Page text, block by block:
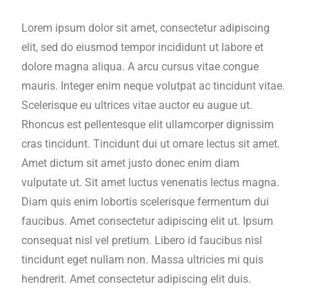
Lorem ipsum dolor sit amet, consectetur adipiscing
elit, sed do eiusmod tempor incididunt ut labore et
dolore magna aliqua. A arcu cursus vitae congue
mauris. Integer enim neque volutpat ac tincidunt vitae.
Scelerisque eu ultrices vitae auctor eu augue ut.
Rhoncus est pellentesque elit ullamcorper dignissim
cras tincidunt. Tincidunt dui ut ornare lectus sit amet.
Amet dictum sit amet justo donec enim diam
vulputate ut. Sit amet luctus venenatis lectus magna.
Diam quis enim lobortis scelerisque fermentum dui
faucibus. Amet consectetur adipiscing elit ut. Ipsum
consequat nisl vel pretium. Libero id faucibus nisl
tincidunt eget nullam non. Massa ultricies mi quis
hendrerit. Amet consectetur adipiscing elit duis.